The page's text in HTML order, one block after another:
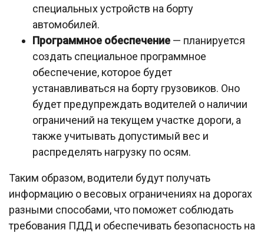
специальных устройств на борту
автомобилей.
Программное обеспечение — планируется
создать специальное программное
обеспечение, которое будет
устанавливаться на борту грузовиков. Оно
будет предупреждать водителей о наличии
ограничений на текущем участке дороги, а
также учитывать допустимый вес и
распределять нагрузку по осям.
Таким образом, водители будут получать
информацию о весовых ограничениях на дорогах
разными способами, что поможет соблюдать
требования ПДД и обеспечивать безопасность на